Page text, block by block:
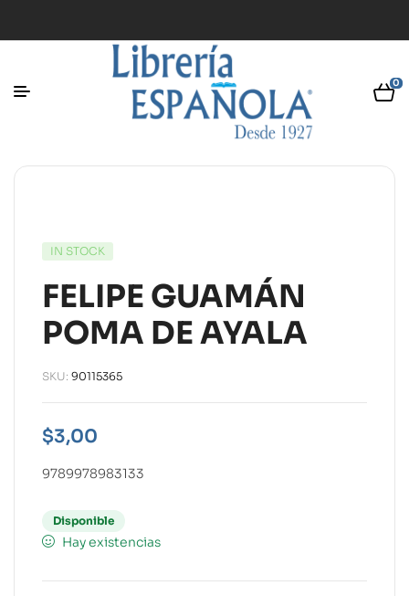
0
IN STOCK
FELIPE GUAMÁN
POMA DE AYALA
SKU: 90115365
$3,00
9789978983133
Disponible
Hay existencias